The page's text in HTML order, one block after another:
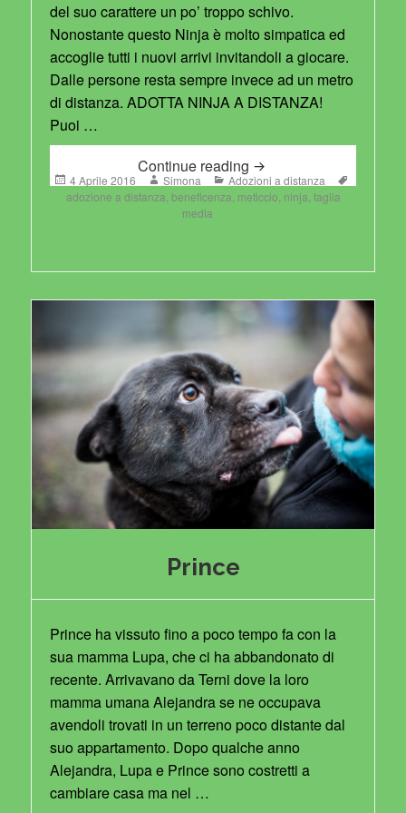
del suo carattere un po’ troppo schivo.
Nonostante questo Ninja è molto simpatica ed
accoglie tutti i nuovi arrivi invitandoli a giocare.
Dalle persone resta sempre invece ad un metro
di distanza. ADOTTA NINJA A DISTANZA!
Puoi …
Continue reading Ninja
Posted
on
4 Aprile 2016 Author
Simona Categories
Adozioni a distanza
adozione a distanza beneficenza meticcio ninja taglia
media
Prince
Prince ha vissuto fino a poco tempo fa con la
sua mamma Lupa, che ci ha abbandonato di
recente. Arrivavano da Terni dove la loro
mamma umana Alejandra se ne occupava
avendoli trovati in un terreno poco distante dal
suo appartamento. Dopo qualche anno
Alejandra, Lupa e Prince sono costretti a
cambiare casa ma nel …